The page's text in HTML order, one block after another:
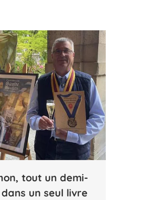
tout un demi-
un seul livre